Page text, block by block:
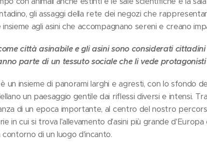
gli assaggi della rete dei negozi che
insieme agli asini che accompagnano sereni e creano
città asinabile e gli asini sono considerati
parte di un tessuto sociale che li vede
un insieme di panorami larghi e agresti, con lo sfondo
un paesaggio gentile dai riflessi diversi e intensi.
di un epoca importante, al centro del nostro
in cui si trova l'allevamento d'asini più grande
di un luogo d'incanto.